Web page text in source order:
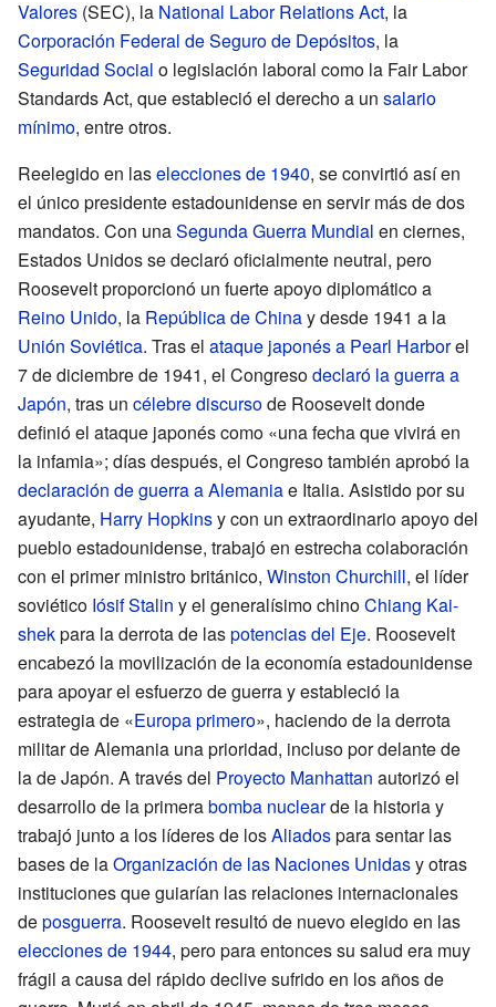
Valores (SEC), la National Labor Relations Act, la
Corporación Federal de Seguro de Depósitos, la
Seguridad Social o legislación laboral como la Fair Labor
Standards Act, que estableció el derecho a un salario
mínimo, entre otros.
Reelegido en laselecciones de 1940, se convirtió así en
el único presidente estadounidense en servir más de dos
mandatos. Con unaSegunda Guerra Mundial en ciernes,
Estados Unidos se declaró oficialmente neutral, pero
Roosevelt proporcionó un fuerte apoyo diplomático a
Reino Unido, la República de Chinay desde 1941 a la
Unión Soviética. Tras el ataque japonés a Pearl Harborel
7 de diciembre de 1941, el Congresodeclaró la guerra a
Japón, tras un célebre discursode Roosevelt donde
definió el ataque japonés como «una fecha que vivirá en
la infamia»; días después, el Congreso también aprobó la
declaración de guerra a Alemaniae Italia. Asistido por su
ayudante, Harry Hopkinsy con un extraordinario apoyo del
pueblo estadounidense, trabajó en estrecha colaboración
con el primer ministro británico, Winston Churchill, el líder
soviético Iósif Stalin y el generalísimo chinoChiang Kai-
shekpara la derrota de laspotencias del Eje. Roosevelt
encabezó la movilización de la economía estadounidense
para apoyar el esfuerzo de guerra y estableció la
estrategia de «Europa primero», haciendo de la derrota
militar de Alemania una prioridad, incluso por delante de
la de Japón. A través del Proyecto Manhattan autorizó el
desarrollo de la primerabomba nuclearde la historia y
trabajó junto a los líderes de losAliadospara sentar las
bases de laOrganización de las Naciones Unidasy otras
instituciones que guiarían las relaciones internacionales
deposguerra. Roosevelt resultó de nuevo elegido en las
elecciones de 1944, pero para entonces su salud era muy
frágil a causa del rápido declive sufrido en los años de